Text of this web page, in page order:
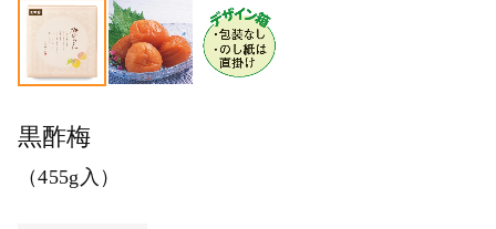
黒酢梅
（455g入）